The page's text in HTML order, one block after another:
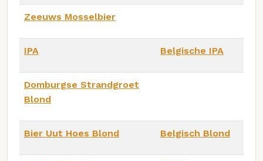
Zeeuws Mosselbier
IPA Belgische IPA
Domburgse Strandgroet
Blond
Bier Uut Hoes Blond Belgisch Blond